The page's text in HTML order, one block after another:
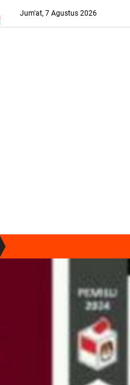
Jum'at, 7 Agustus 2026